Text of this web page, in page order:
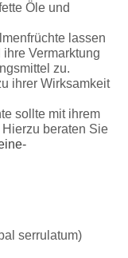
Öle und
lassen
Vermarktung
zu.
ihrer Wirksamkeit
sollte mit ihrem
beraten Sie
serrulatum)